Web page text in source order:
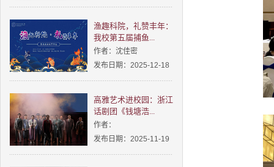
渔趣科院，礼赞丰年：
我校第五届捕鱼...
作者：沈佳密
发布日期：2025-12-18
高雅艺术进校园：浙江
话剧团《钱塘浩...
作者：
发布日期：2025-11-19